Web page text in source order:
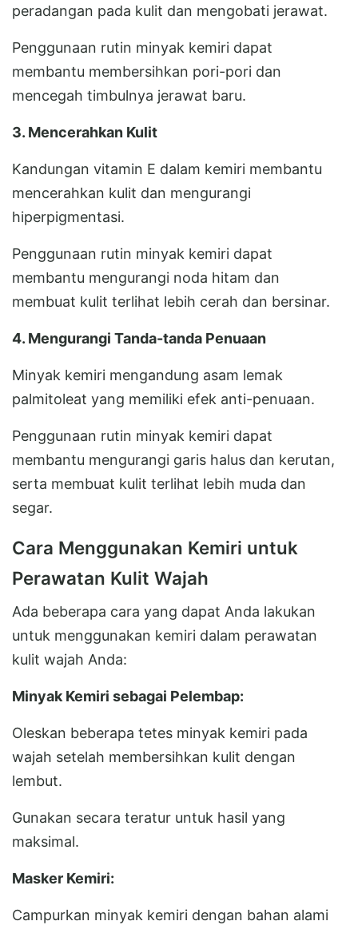
peradangan pada kulit dan mengobati jerawat.
Penggunaan rutin minyak kemiri dapat
membantu membersihkan pori-pori dan
mencegah timbulnya jerawat baru.
3. Mencerahkan Kulit
Kandungan vitamin E dalam kemiri membantu
mencerahkan kulit dan mengurangi
hiperpigmentasi.
Penggunaan rutin minyak kemiri dapat
membantu mengurangi noda hitam dan
membuat kulit terlihat lebih cerah dan bersinar.
4. Mengurangi Tanda-tanda Penuaan
Minyak kemiri mengandung asam lemak
palmitoleat yang memiliki efek anti-penuaan.
Penggunaan rutin minyak kemiri dapat
membantu mengurangi garis halus dan kerutan,
serta membuat kulit terlihat lebih muda dan
segar.
Cara Menggunakan Kemiri untuk
Perawatan Kulit Wajah
Ada beberapa cara yang dapat Anda lakukan
untuk menggunakan kemiri dalam perawatan
kulit wajah Anda:
Minyak Kemiri sebagai Pelembap:
Oleskan beberapa tetes minyak kemiri pada
wajah setelah membersihkan kulit dengan
lembut.
Gunakan secara teratur untuk hasil yang
maksimal.
Masker Kemiri:
Campurkan minyak kemiri dengan bahan alami